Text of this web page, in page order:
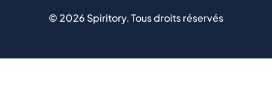
© 2026 Spiritory.Tous droits réservés